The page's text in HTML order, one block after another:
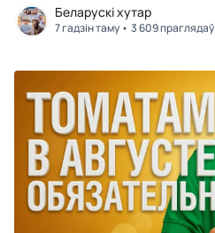
Беларускі хутар
7 гадзін таму 3 609 праглядаў